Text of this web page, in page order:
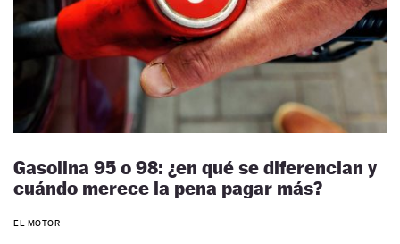
Gasolina 95 o 98: ¿en qué se diferencian y
cuándo merece la pena pagar más?
EL MOTOR